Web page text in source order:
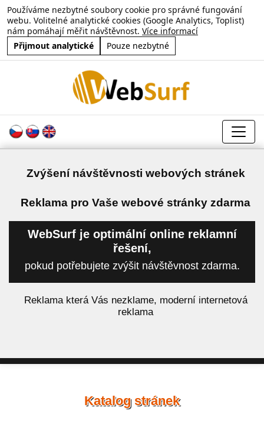
Používáme nezbytné soubory cookie pro správné fungování
webu. Volitelné analytické cookies (Google Analytics, Toplist)
nám pomáhají měřit návštěvnost. Více informací
Přijmout analytické
Pouze nezbytné
Zvýšení návštěvnosti webových stránek
Reklama pro Vaše webové stránky zdarma
WebSurf je optimální online reklamní
řešení,
pokud potřebujete zvýšit návštěvnost zdarma.
Reklama která Vás nezklame, moderní internetová
reklama
Katalog stránek